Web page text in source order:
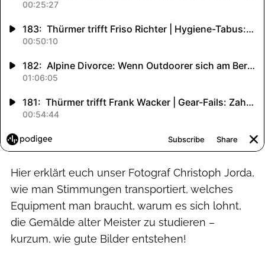
Hier erklärt euch unser Fotograf Christoph Jorda,
wie man Stimmungen transportiert, welches
Equipment man braucht, warum es sich lohnt,
die Gemälde alter Meister zu studieren –
kurzum, wie gute Bilder entstehen!